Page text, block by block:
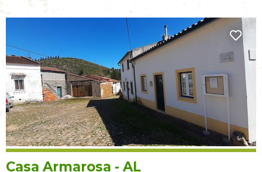
Casa Armarosa - AL